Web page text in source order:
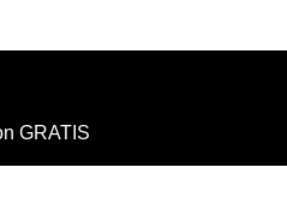
GRATIS